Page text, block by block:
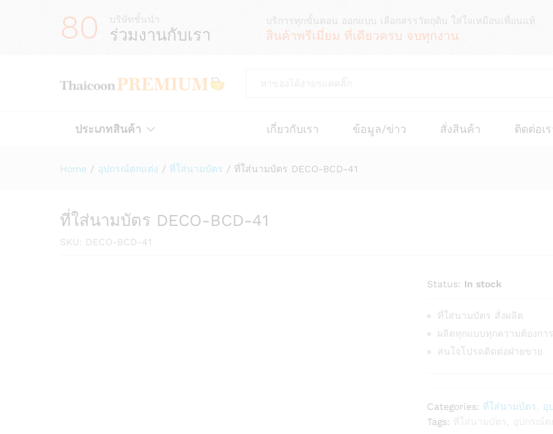
80 บริษัทชั้นนำ
ร่วมงานกับเรา
บริการทุกขั้นตอน ออกแบบ เลือกสรรวัตถุดิบ ใส่ใจเหมือนเพื่อนแท้
สินค้าพรีเมี่ยม ที่เดียวครบ จบทุกงาน
ประเภทสินค้า เกี่ยวกับเรา ข้อมูล/ข่าว สั่งสินค้า ติดต่อเ
Home / อุปกรณ์ตกแต่ง / ที่ใส่นามบัตร / ที่ใส่นามบัตร DECO-BCD-41
ที่ใส่นามบัตร DECO-BCD-41
SKU: DECO-BCD-41
Status: In stock
ที่ใส่นามบัตร สั่งผลิต
ผลิตทุกแบบทุกความต้องก
สนใจโปรดติดต่อฝ่ายขาย
Categories:ที่ใส่นามบัตร
อุ
Tags: